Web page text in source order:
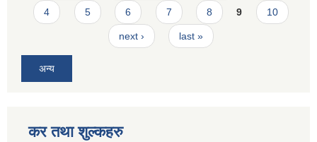
4 5 6 7 8 9 10
next › last »
अन्य
कर तथा शुल्कहरु